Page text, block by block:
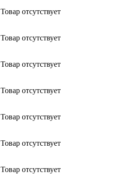
Товар отсутствует
Товар отсутствует
Товар отсутствует
Товар отсутствует
Товар отсутствует
Товар отсутствует
Товар отсутствует